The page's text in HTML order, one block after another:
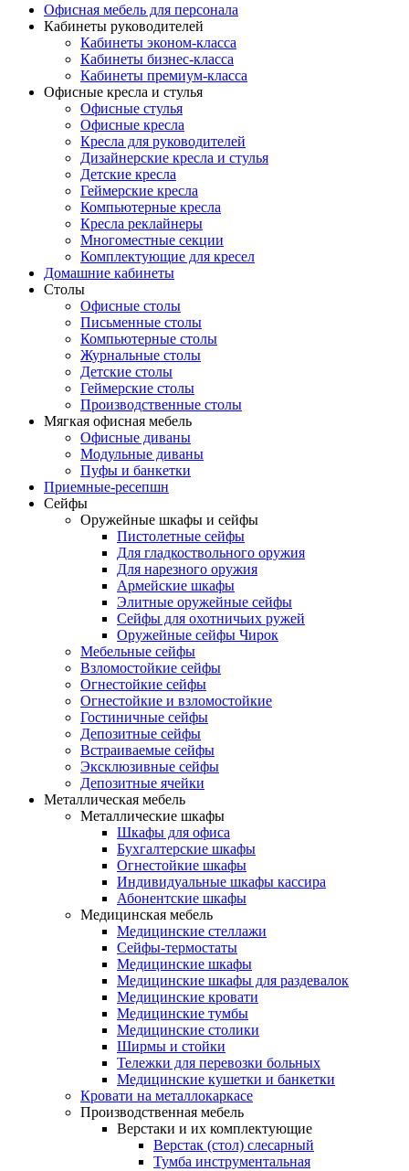
Офисная мебель для персонала
Кабинеты руководителей
Кабинеты эконом-класса
Кабинеты бизнес-класса
Кабинеты премиум-класса
Офисные кресла и стулья
Офисные стулья
Офисные кресла
Кресла для руководителей
Дизайнерские кресла и стулья
Детские кресла
Геймерские кресла
Компьютерные кресла
Кресла реклайнеры
Многоместные секции
Комплектующие для кресел
Домашние кабинеты
Столы
Офисные столы
Письменные столы
Компьютерные столы
Журнальные столы
Детские столы
Геймерские столы
Производственные столы
Мягкая офисная мебель
Офисные диваны
Модульные диваны
Пуфы и банкетки
Приемные-ресепшн
Сейфы
Оружейные шкафы и сейфы
Пистолетные сейфы
Для гладкоствольного оружия
Для нарезного оружия
Армейские шкафы
Элитные оружейные сейфы
Сейфы для охотничьих ружей
Оружейные сейфы Чирок
Мебельные сейфы
Взломостойкие сейфы
Огнестойкие сейфы
Огнестойкие и взломостойкие
Гостиничные сейфы
Депозитные сейфы
Встраиваемые сейфы
Эксклюзивные сейфы
Депозитные ячейки
Металлическая мебель
Металлические шкафы
Шкафы для офиса
Бухгалтерские шкафы
Огнестойкие шкафы
Индивидуальные шкафы кассира
Абонентские шкафы
Медицинская мебель
Медицинские стеллажи
Сейфы-термостаты
Медицинские шкафы
Медицинские шкафы для раздевалок
Медицинские кровати
Медицинские тумбы
Медицинские столики
Ширмы и стойки
Тележки для перевозки больных
Медицинские кушетки и банкетки
Кровати на металлокаркасе
Производственная мебель
Верстаки и их комплектующие
Верстак (стол) слесарный
Тумба инструментальная